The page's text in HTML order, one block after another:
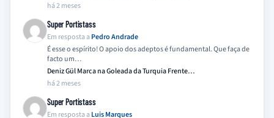
há 2 meses
Super Portistass
Em resposta a Pedro Andrade
É esse o espírito! O apoio dos adeptos é fundamental. Que faça de
facto um…
Deniz Gül Marca na Goleada da Turquia Frente…
há 2 meses
Super Portistass
Em resposta a Luis Marques